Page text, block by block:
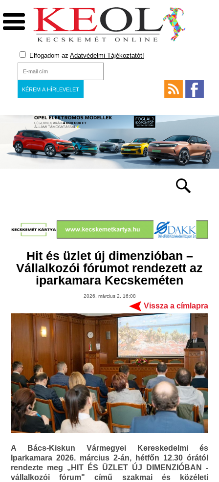
Elfogadom az Adatvédelmi Tájékoztatót!
Hit és üzlet új dimenzióban –
Vállalkozói fórumot rendezett az
iparkamara Kecskeméten
2026. március 2. 16:08
Vissza a címlapra
A Bács-Kiskun Vármegyei Kereskedelmi és
Iparkamara 2026. március 2-án, hétfőn 12.30 órától
rendezte meg „HIT ÉS ÜZLET ÚJ DIMENZIÓBAN -
vállalkozói fórum" című szakmai és közéleti